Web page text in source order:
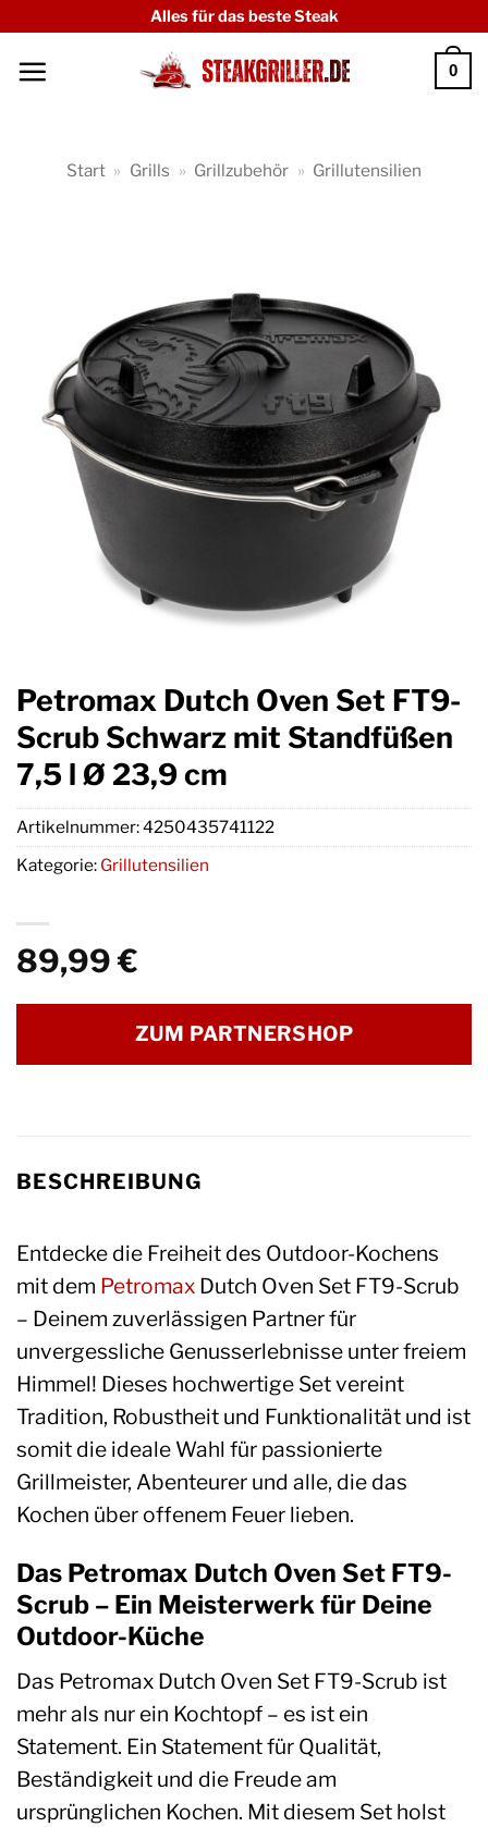
springen
Alles für das beste Steak
0
Start » Grills » Grillzubehör » Grillutensilien
Petromax Dutch Oven Set FT9-
Scrub Schwarz mit Standfüßen
7,5 l Ø 23,9 cm
89,99€
ZUM PARTNERSHOP
Artikelnummer:4250435741122
Kategorie: Grillutensilien
BESCHREIBUNG
Entdecke die Freiheit des Outdoor-Kochens
mit dem Petromax Dutch Oven Set FT9-Scrub
– Deinem zuverlässigen Partner für
unvergessliche Genusserlebnisse unter freiem
Himmel! Dieses hochwertige Set vereint
Tradition, Robustheit und Funktionalität und ist
somit die ideale Wahl für passionierte
Grillmeister, Abenteurer und alle, die das
Kochen über offenem Feuer lieben.
Das Petromax Dutch Oven Set FT9-
Scrub – Ein Meisterwerk für Deine
Outdoor-Küche
Das Petromax Dutch Oven Set FT9-Scrub ist
mehr als nur ein Kochtopf – es ist ein
Statement. Ein Statement für Qualität,
Beständigkeit und die Freude am
ursprünglichen Kochen. Mit diesem Set holst